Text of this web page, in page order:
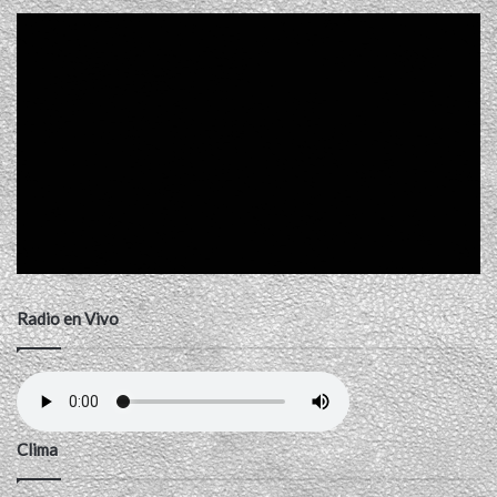
Radio en Vivo
Clima